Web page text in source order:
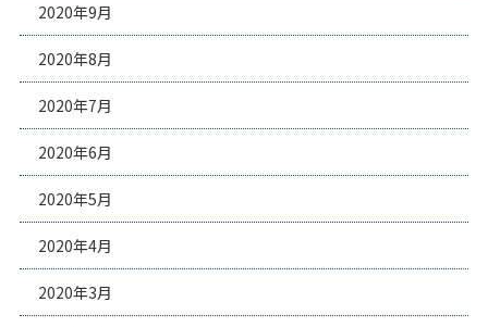
2020年9月
2020年8月
2020年7月
2020年6月
2020年5月
2020年4月
2020年3月